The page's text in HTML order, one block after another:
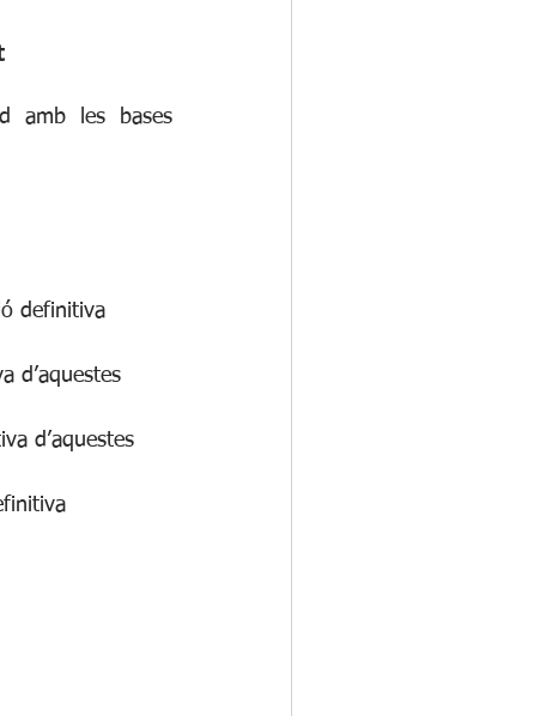
amb les bases
definitiva
d’aquestes
d’aquestes